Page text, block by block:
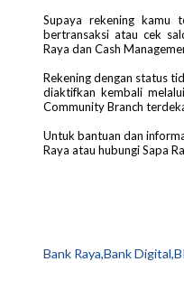
Supaya rekening kamu
bertransaksi atau cek
Raya dan Cash
Rekening dengan status
diaktifkan kembali
Community Branch
Untuk bantuan dan
Raya atau hubungi Sapa
Bank Raya,Bank